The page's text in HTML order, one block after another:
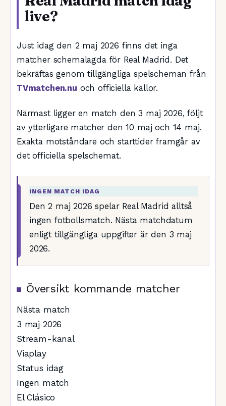
live?
Just idag den 2 maj 2026 finns det inga
matcher schemalagda för Real Madrid. Det
bekräftas genom tillgängliga spelscheman från
TVmatchen.nu och officiella källor.
Närmast ligger en match den 3 maj 2026, följt
av ytterligare matcher den 10 maj och 14 maj.
Exakta motståndare och starttider framgår av
det officiella spelschemat.
INGEN MATCH IDAG
Den 2 maj 2026 spelar Real Madrid alltså
ingen fotbollsmatch. Nästa matchdatum
enligt tillgängliga uppgifter är den 3 maj
2026.
Översikt kommande matcher
Nästa match
3 maj 2026
Stream-kanal
Viaplay
Status idag
Ingen match
El Clásico